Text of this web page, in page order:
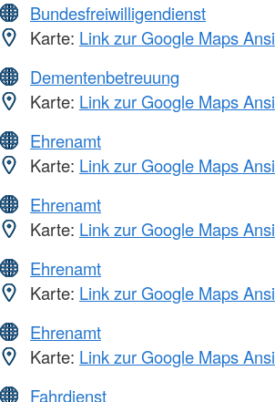
Bundesfreiwilligendienst
Karte: Link zur Google Maps
Dementenbetreuung
Karte: Link zur Google Maps
Ehrenamt
Karte: Link zur Google Maps
Ehrenamt
Karte: Link zur Google Maps
Ehrenamt
Karte: Link zur Google Maps
Ehrenamt
Karte: Link zur Google Maps
Fahrdienst